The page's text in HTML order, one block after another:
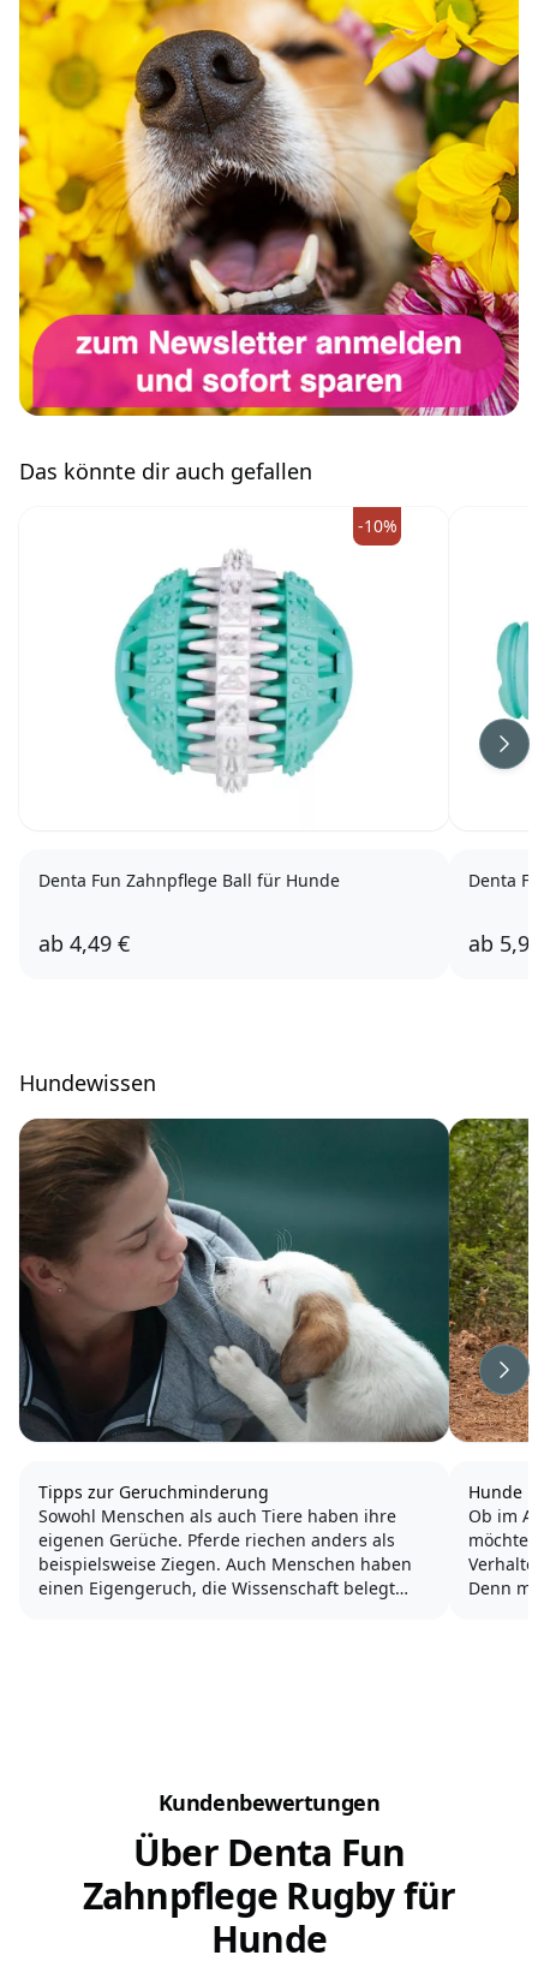
Das könnte dir auch gefallen
-10%
Denta Fun Zahnpflege Ball für Hunde
ab 4,49 €
Denta
ab
Hundewissen
Tipps zur Geruchminderung
Sowohl Menschen als auch Tiere haben ihre
eigenen Gerüche. Pferde riechen anders als
beispielsweise Ziegen. Auch Menschen haben
einen Eigengeruch, die Wissenschaft belegt
Hunde
Ob im
Denn
Kundenbewertungen
Über Denta Fun
Zahnpflege Rugby für
Hunde